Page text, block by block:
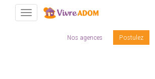
Nos agences Postulez
Toggle navigation